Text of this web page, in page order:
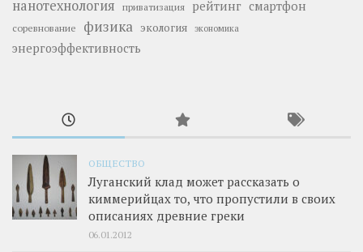
нанотехнология приватизация рейтинг смартфон
соревнование физика экология экономика
энергоэффективность
ОБЩЕСТВО
Луганский клад может рассказать о
киммерийцах то, что пропустили в своих
описаниях древние греки
06.01.2012